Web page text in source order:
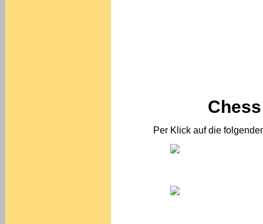
Per Klick auf die